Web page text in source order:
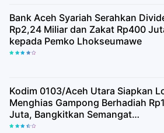
Bank Aceh Syariah Serahkan
Rp2,24 Miliar dan Zakat Rp400
kepada Pemko Lhokseumawe
Kodim 0103/Aceh Utara Siapkan
Menghias Gampong Berhadiah
Juta, Bangkitkan Semangat
Kemerdekaan hingga Pelosok Desa